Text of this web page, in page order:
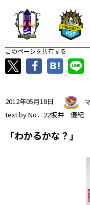
このページを共有する
2012年05月18日
text by No．22坂井 優紀
「わかるかな？」